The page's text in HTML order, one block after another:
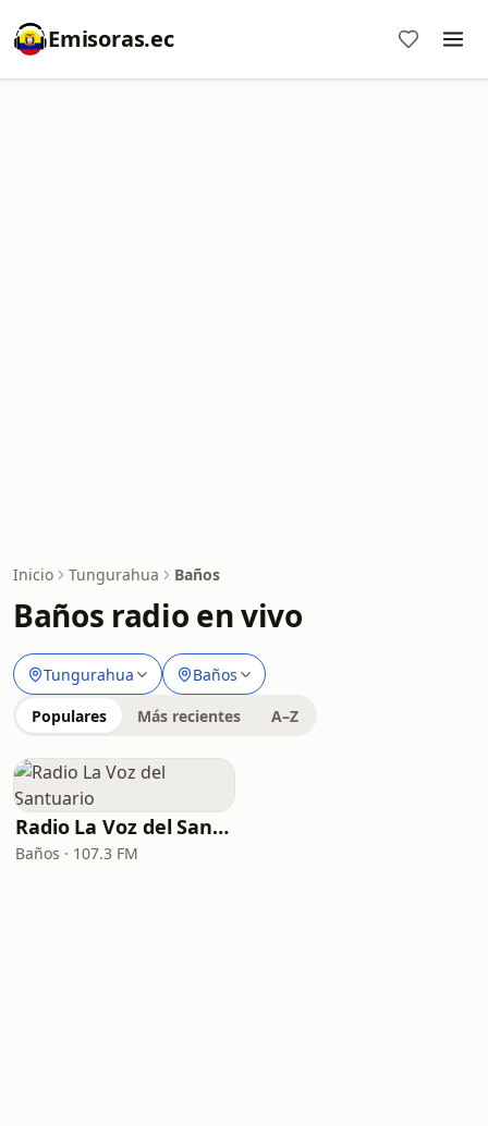
Emisoras.ec
Inicio Tungurahua Baños
Baños radio en vivo
Tungurahua Baños
Populares Más recientes A–Z
Radio La Voz del Santuario
Baños · 107.3 FM